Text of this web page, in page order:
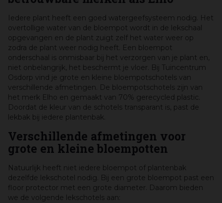
Iedere plant heeft een goed watergeefsysteem nodig. Het
overtollige water van de bloempot wordt in de lekschaal
opgevangen en de plant zuigt zelf het water weer op
zodra de plant weer nodig heeft. Een bloempot
onderschaal is onmisbaar bij het verzorgen van je plant en,
niet onbelangrijk, het beschermt je vloer. Bij Tuincentrum
Osdorp vind je grote en kleine bloempotschotels van
verschillende afmetingen. De bloempotschotels zijn van
het merk Elho en gemaakt van 70% gerecycled plastic.
Doordat de kleur van de schotels transparant is, past de
lekbak bij iedere plantenbak.
Verschillende afmetingen voor
grote en kleine bloempotten
Natuurlijk heeft niet iedere bloempot of plantenbak
dezelfde lekschotel nodig. Bij een grote bloempot past een
floor protector met een grote diameter. Daarom bieden
we de volgende lekschotels aan: